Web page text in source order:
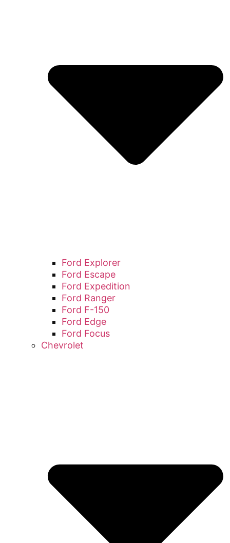
Ford Explorer
Ford Escape
Ford Expedition
Ford Ranger
Ford F-150
Ford Edge
Ford Focus
Chevrolet